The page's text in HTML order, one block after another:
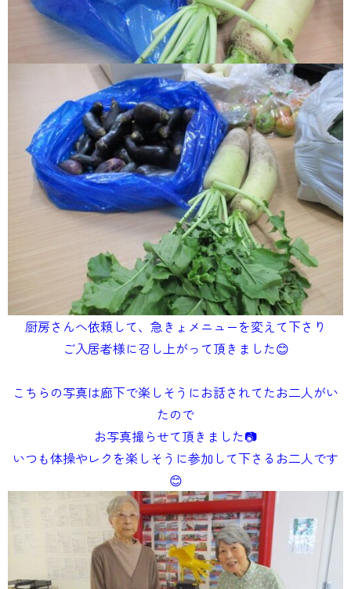
厨房さんへ依頼して、急きょメニューを変えて下さり
ご入居者様に召し上がって頂きました😊
こちらの写真は廊下で楽しそうにお話されてたお二人がい
たので
お写真撮らせて頂きました📷
いつも体操やレクを楽しそうに参加して下さるお二人です
😊